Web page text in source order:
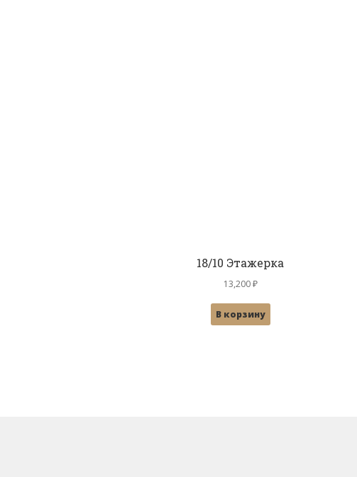
18/10 Этажерка
13,200₽
В корзину